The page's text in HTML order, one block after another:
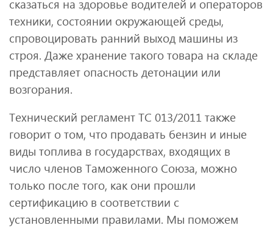
сказаться на здоровье водителей и операторов
техники, состоянии окружающей среды,
спровоцировать ранний выход машины из
строя. Даже хранение такого товара на складе
представляет опасность детонации или
возгорания.
Технический регламент ТС 013/2011 также
говорит о том, что продавать бензин и иные
виды топлива в государствах, входящих в
число членов Таможенного Союза, можно
только после того, как они прошли
сертификацию в соответствии с
установленными правилами. Мы поможем